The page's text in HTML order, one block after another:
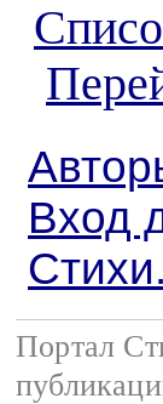
Вход
Портал